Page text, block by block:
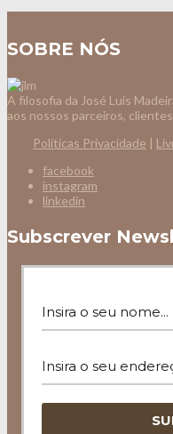
SOBRE NÓS
A filosofia da José Luís
aos nossos parceiros,
Políticas Privacidade |
facebook
instagram
linkedin
Subscrever